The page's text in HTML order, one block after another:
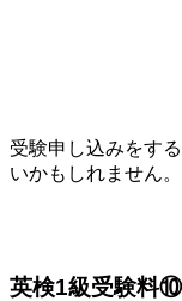
受験申し込みをす
いかもしれません。
英検1級受験料